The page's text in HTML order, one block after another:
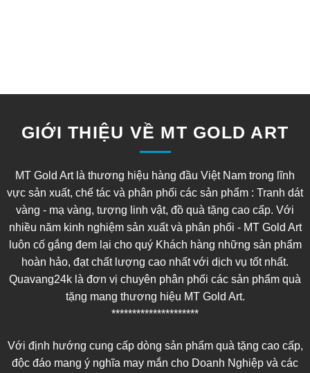
GIỚI THIỆU VỀ MT GOLD ART
MT Gold Art là thương hiệu hàng đầu Việt Nam trong lĩnh
vực sản xuất, chế tác và phân phối các sản phẩm : Tranh dát
vàng - mạ vàng, tượng linh vật, đồ quà tặng cao cấp. Với
nhiều năm kinh nghiệm sản xuất và phân phối - MT Gold Art
luôn cố gắng đem lại cho quý Khách hàng những sản phẩm
hoàn hảo, đạt chất lượng cao nhất với dịch vụ tốt nhất.
Quavang24k là đơn vị chuyên phân phối các sản phẩm quà
tặng mang thương hiệu MT Gold Art.
*********************
Với định hướng cung cấp dòng sản phẩm quà tặng cao cấp,
độc đáo mang ý nghĩa may mắn cho Doanh Nghiệp và các